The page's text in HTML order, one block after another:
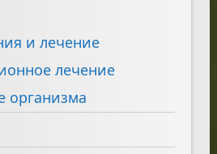
и лечение
лечение
организма